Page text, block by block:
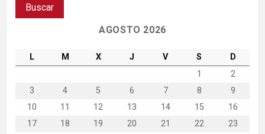
AGOSTO 2026
L M X J V S
D
1
2
3
4 5 6 7 8
9
10
11 12 13 14 15
16
17
18 19 20 21 22
23